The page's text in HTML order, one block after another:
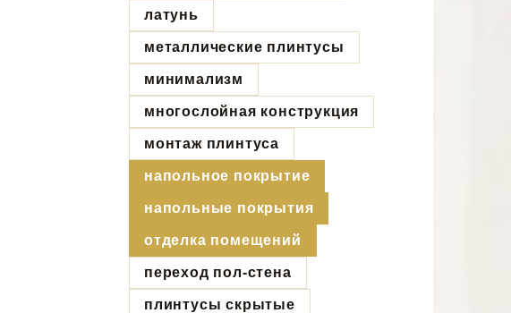
латунь
металлические плинтусы
минимализм
многослойная конструкция
монтаж плинтуса
напольное покрытие
напольные покрытия
отделка помещений
переход пол-стена
плинтусы скрытые